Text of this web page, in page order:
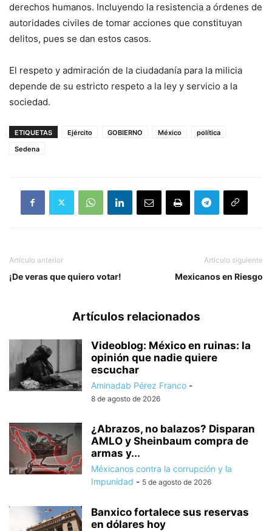
derechos humanos. Incluyendo la resistencia a órdenes de
autoridades civiles de tomar acciones que constituyan
delitos, pues se dan estos casos.
El respeto y admiración de la ciudadanía para la milicia
depende de su estricto respeto a la ley y servicio a la
sociedad.
ETIQUETAS Ejército GOBIERNO México
política
Sedena
Artículo anterior
¡De veras que quiero votar!
Artículo siguiente
Mexicanos en Riesgo
Artículos relacionados
Videoblog: México en ruinas: la
opinión que nadie quiere
escuchar
Aminadab Pérez Franco -
8 de agosto de 2026
¿Abrazos, no balazos? Disparan
AMLO y Sheinbaum compra de
armas y...
Méxicanos contra la corrupción y la
Impunidad - 5 de agosto de 2026
Banxico fortalece sus reservas
en dólares hoy